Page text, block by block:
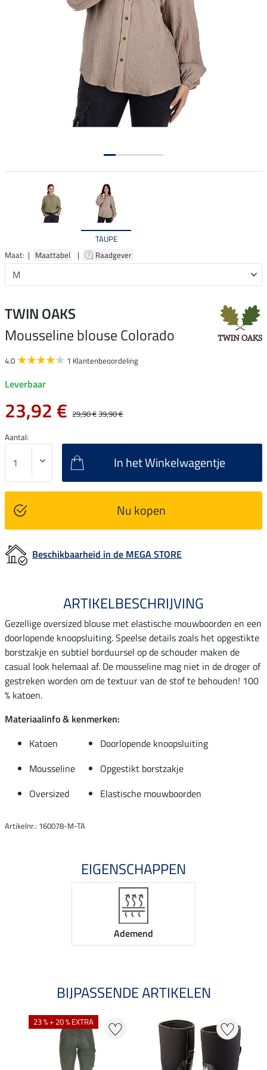
TAUPE
Maat: | Maattabel | Raadgever
TWIN OAKS
Mousseline blouse Colorado
4.0 1 Klantenbeoordeling
Leverbaar
23,92 € 29,90 €39,90 €
Aantal:
In het Winkelwagentje
Nu kopen
Beschikbaarheid in de MEGA STORE
ARTIKELBESCHRIJVING
Gezellige oversized blouse met elastische mouwboorden en een
doorlopende knoopsluiting. Speelse details zoals het opgestikte
borstzakje en subtiel borduursel op de schouder maken de
casual look helemaal af. De mousseline mag niet in de droger of
gestreken worden om de textuur van de stof te behouden! 100
% katoen.
Materiaalinfo & kenmerken:
Katoen
Doorlopende knoopsluiting
Mousseline
Opgestikt borstzakje
Oversized
Elastische mouwboorden
Artikelnr.: 160078-M-TA
EIGENSCHAPPEN
Ademend
BIJPASSENDE ARTIKELEN
23 % + 20 % EXTRA